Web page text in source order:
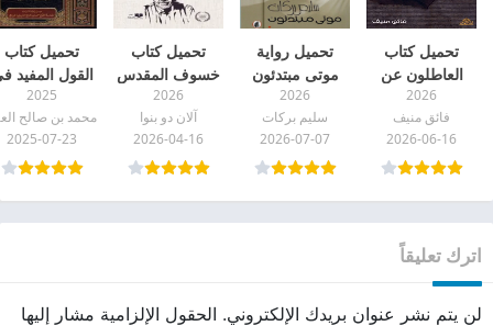
تحميل كتاب
العاطلون عن
الحب ينامون
مبكرًا pdf
2026
فائق منيف
2026-06-16
تحميل رواية
موتى مبتدئون
pdf
2026
سليم بركات
2026-07-07
تحميل كتاب
خسوف المقدس
pdf
2026
آلان دو بنوا
2026-04-16
تحميل كتاب
القول المفيد
شرح كتاب
التوحيد لابن
عثيمين pdf
2025
2025-07-23
اترك تعليقاً
لن يتم نشر عنوان بريدك الإلكتروني. الحقول الإلزامية مشار إليها